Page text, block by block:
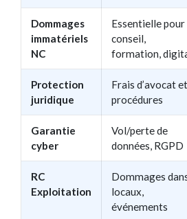
Dommages
immatériels
NC
Essentielle pour
conseil,
formation,
Protection
juridique
Frais d’avocat et
procédures
Garantie
cyber
Vol/perte de
données, RGPD
RC
Exploitation
Dommages
locaux,
événements